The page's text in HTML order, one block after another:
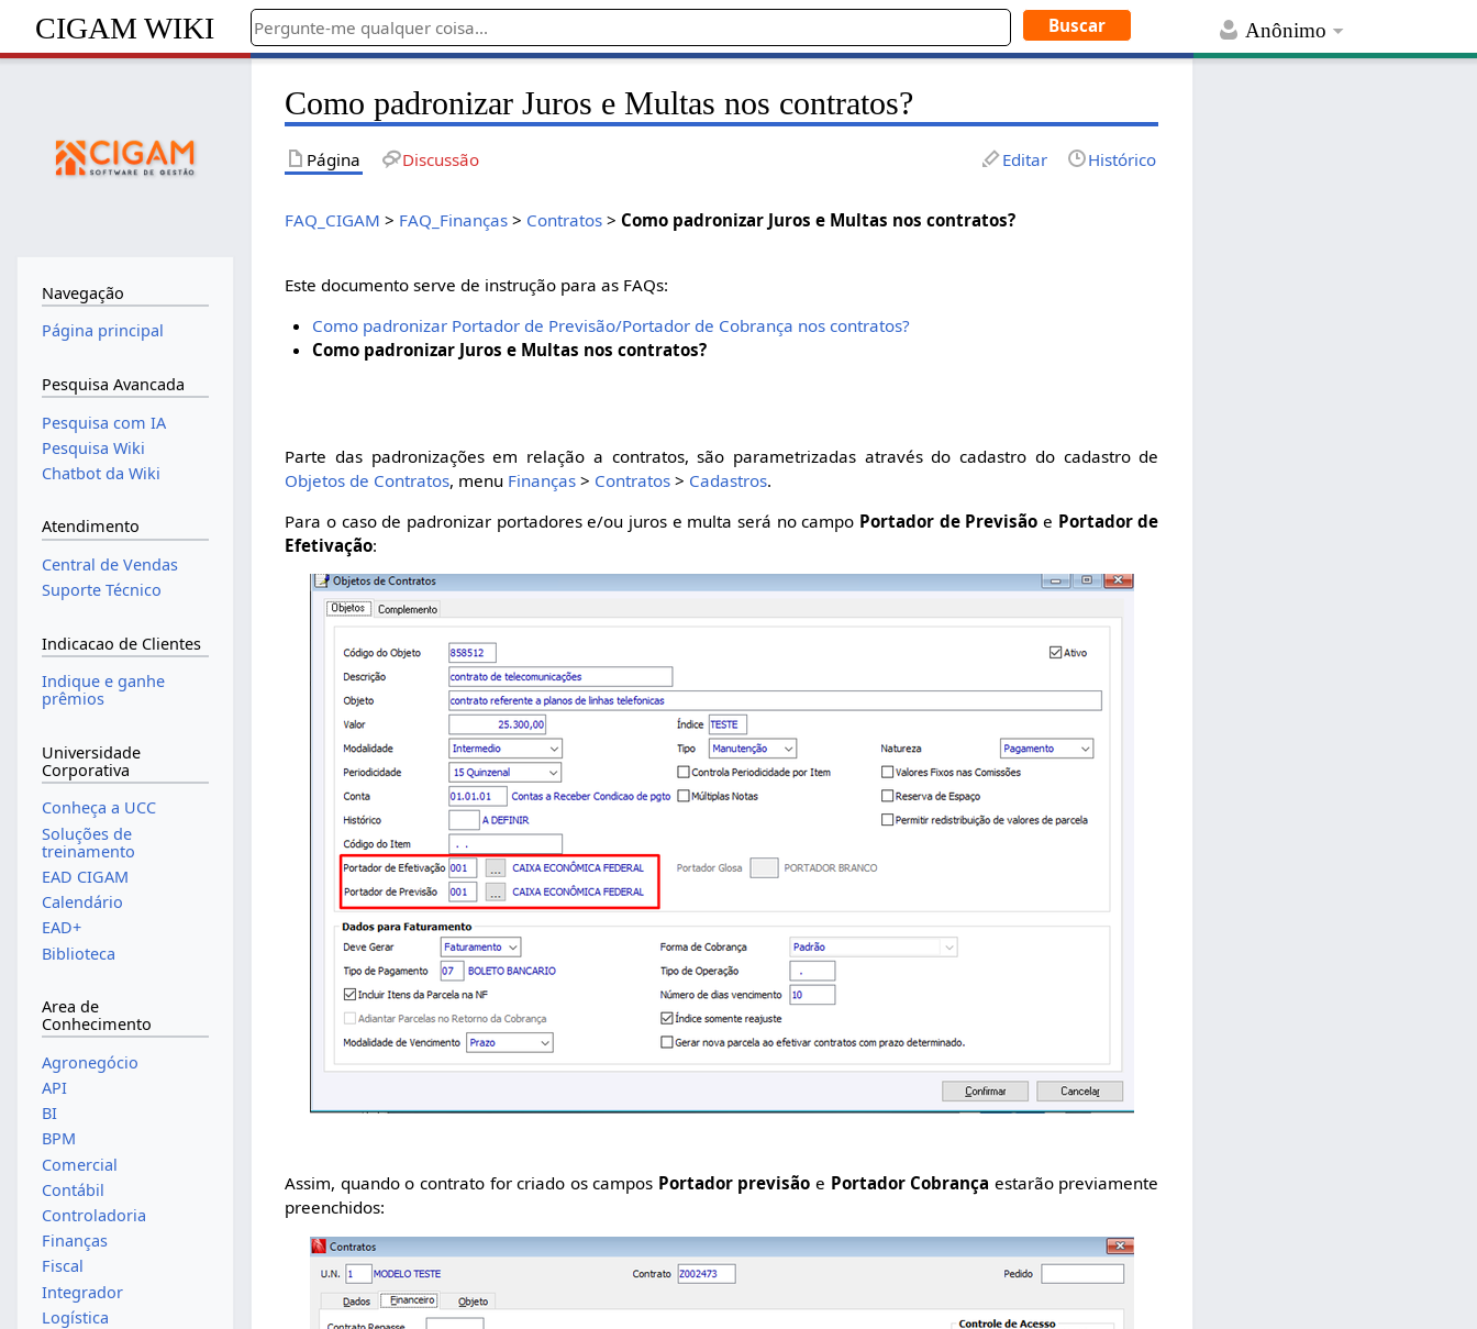
Anônimo
CIGAM WIKI
Como padronizar Juros e Multas nos contratos?
Página Discussão Editar Histórico
FAQ_CIGAM > FAQ_Finanças > Contratos > Como padronizar Juros e Multas nos contratos?
Este documento serve de instrução para as FAQs:
Como padronizar Portador de Previsão/Portador de Cobrança nos contratos?
Como padronizar Juros e Multas nos contratos?
Parte das padronizações em relação a contratos, são parametrizadas através do cadastro do cadastro de
Objetos de Contratos, menu Finanças > Contratos > Cadastros.
Para o caso de padronizar portadores e/ou juros e multa será no campo Portador de Previsão e Portador de
Efetivação:
Assim, quando o contrato for criado os campos Portador previsão e Portador Cobrança estarão previamente
preenchidos:
Navegação
Página principal
Pesquisa Avancada
Pesquisa com IA
Pesquisa Wiki
Chatbot da Wiki
Atendimento
Central de Vendas
Suporte Técnico
Indicacao de Clientes
Indique e ganhe
prêmios
Universidade
Corporativa
Conheça a UCC
Soluções de
treinamento
EAD CIGAM
Calendário
EAD+
Biblioteca
Area de
Conhecimento
Agronegócio
API
BI
BPM
Comercial
Contábil
Controladoria
Finanças
Fiscal
Integrador
Logística